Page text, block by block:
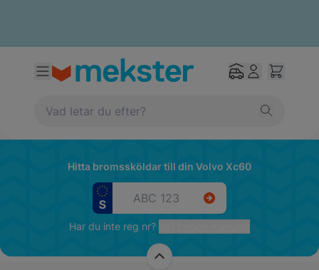
Hitta bromssköldar till din Volvo Xc60
Har du inte reg nr?